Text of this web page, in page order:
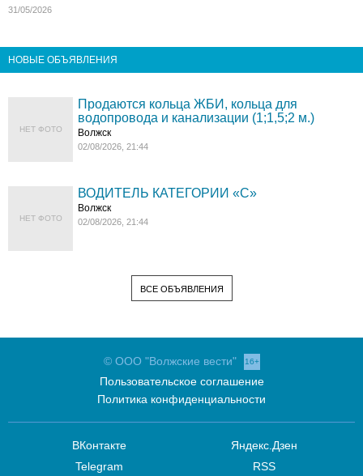
31/05/2026
НОВЫЕ ОБЪЯВЛЕНИЯ
НЕТ ФОТО
Продаются кольца ЖБИ, кольца для
водопровода и канализации (1;1,5;2 м.)
Волжск
02/08/2026, 21:44
НЕТ ФОТО
ВОДИТЕЛЬ КАТЕГОРИИ «C»
Волжск
02/08/2026, 21:44
ВСЕ ОБЪЯВЛЕНИЯ
© ООО "Волжские вести" 16+
Пользовательское соглашение
Политика конфиденциальности
ВКонтакте
Telegram
Яндекс.Дзен
RSS